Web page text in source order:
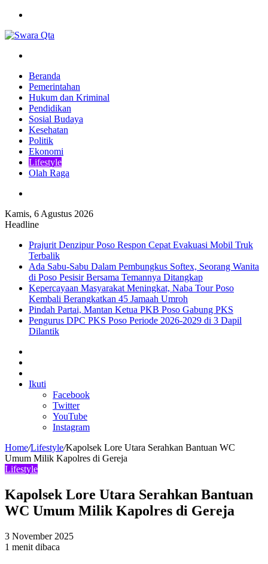
Beranda
Pemerintahan
Hukum dan Kriminal
Pendidikan
Sosial Budaya
Kesehatan
Politik
Ekonomi
Lifestyle
Olah Raga
Kamis, 6 Agustus 2026
Headline
Prajurit Denzipur Poso Respon Cepat Evakuasi Mobil Truk
Terbalik
Ada Sabu-Sabu Dalam Pembungkus Softex, Seorang Wanita
di Poso Pesisir Bersama Temannya Ditangkap
Kepercayaan Masyarakat Meningkat, Naba Tour Poso
Kembali Berangkatkan 45 Jamaah Umroh
Pindah Partai, Mantan Ketua PKB Poso Gabung PKS
Pengurus DPC PKS Poso Periode 2026-2029 di 3 Dapil
Dilantik
In
Ikuti
Facebook
Twitter
YouTube
Instagram
Home/Lifestyle/Kapolsek Lore Utara Serahkan Bantuan WC
Umum Milik Kapolres di Gereja
Lifestyle
Kapolsek Lore Utara Serahkan Bantuan
WC Umum Milik Kapolres di Gereja
3 November 2025
1 menit dibaca